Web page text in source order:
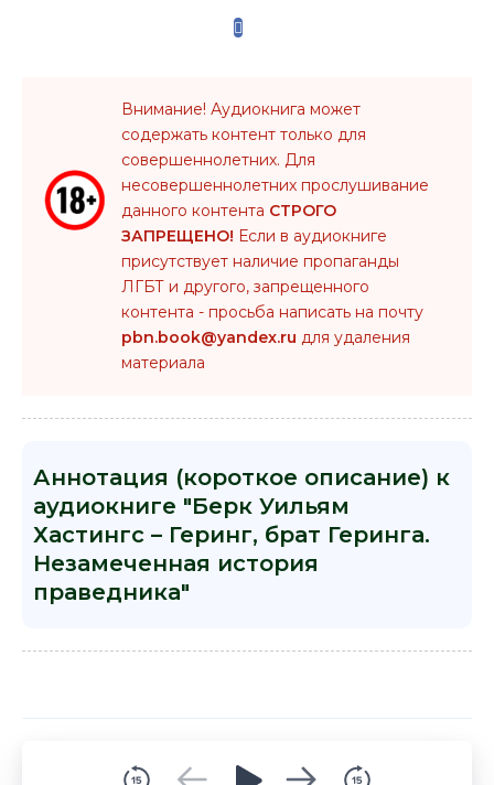
Внимание! Аудиокнига может
содержать контент только для
совершеннолетних. Для
несовершеннолетних прослушивание
данного контента СТРОГО
ЗАПРЕЩЕНО! Если в аудиокниге
присутствует наличие пропаганды
ЛГБТ и другого, запрещенного
контента - просьба написать на почту
pbn.book@yandex.ru для удаления
материала
Аннотация (короткое описание) к
аудиокниге "Берк Уильям
Хастингс – Геринг, брат Геринга.
Незамеченная история
праведника"